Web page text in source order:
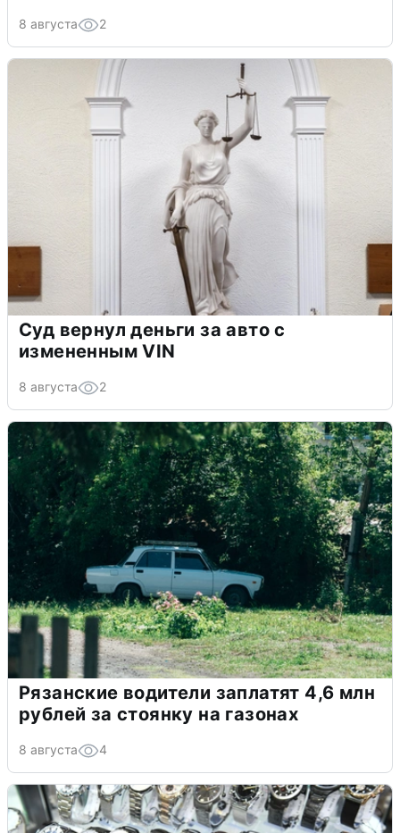
8 августа 2
Суд вернул деньги за авто с
измененным VIN
8 августа 2
Рязанские водители заплатят 4,6 млн
рублей за стоянку на газонах
8 августа 4